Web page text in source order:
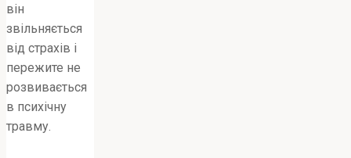
він
звільняється
від страхів і
пережите не
розвивається
в психічну
травму.